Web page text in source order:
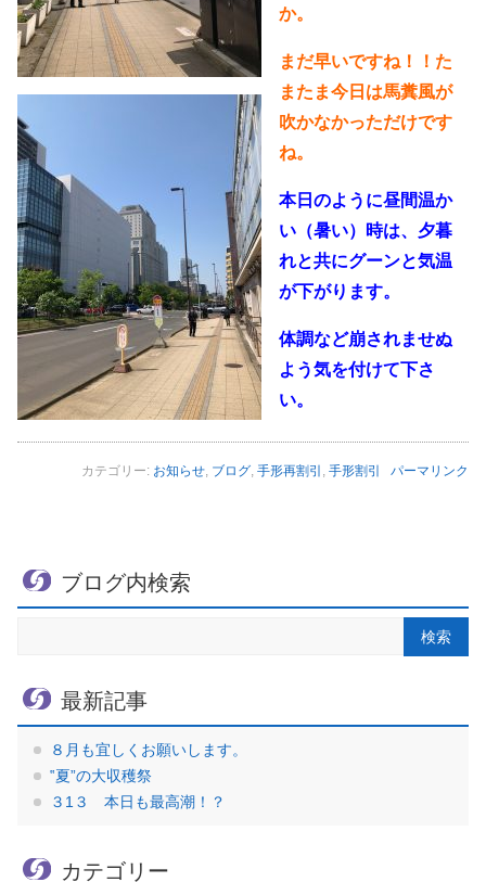
か。
まだ早いですね！！た
またま今日は馬糞風が
吹かなかっただけです
ね。
本日のように昼間温か
い（暑い）時は、夕暮
れと共にグーンと気温
が下がります。
体調など崩されませぬ
よう気を付けて下さ
い。
カテゴリー: お知らせ, ブログ, 手形再割引 , 手形割引 パーマリンク
ブログ内検索
最新記事
８月も宜しくお願いします。
‟夏”の大収穫祭
３1３ 本日も最高潮！？
カテゴリー